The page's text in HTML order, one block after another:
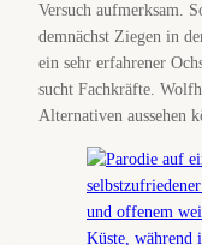
Versuch aufmerksam.
demnächst Ziegen in
ein sehr erfahrener
sucht Fachkräfte.
Alternativen aussehen